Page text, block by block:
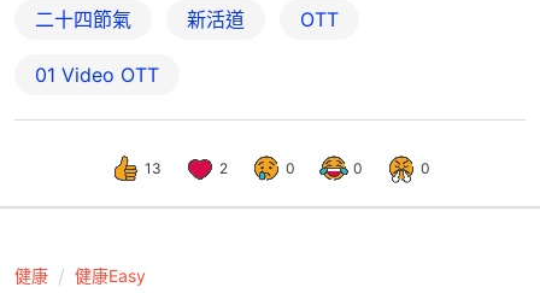
二十四節氣 新活道 OTT
01‌ ‌Video‌ ‌OTT
13 2 0 0 0
健康 健康Easy